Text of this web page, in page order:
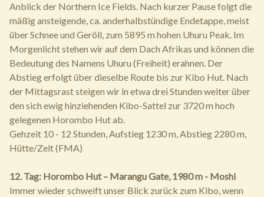
Anblick der Northern Ice Fields. Nach kurzer Pause folgt die
mäßig ansteigende, ca. anderhalbstündige Endetappe, meist
über Schnee und Geröll, zum 5895 m hohen Uhuru Peak. Im
Morgenlicht stehen wir auf dem Dach Afrikas und können die
Bedeutung des Namens Uhuru (Freiheit) erahnen. Der
Abstieg erfolgt über dieselbe Route bis zur Kibo Hut. Nach
der Mittagsrast steigen wir in etwa drei Stunden weiter über
den sich ewig hinziehenden Kibo-Sattel zur 3720 m hoch
gelegenen Horombo Hut ab.
Gehzeit 10 - 12 Stunden, Aufstieg 1230 m, Abstieg 2280 m,
Hütte/Zelt (FMA)
12. Tag: Horombo Hut – Marangu Gate, 1980 m - Moshi
Immer wieder schweift unser Blick zurück zum Kibo, wenn